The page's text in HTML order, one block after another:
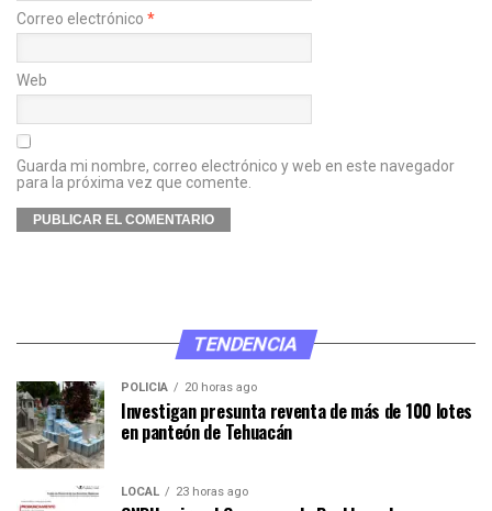
Correo electrónico *
Web
Guarda mi nombre, correo electrónico y web en este navegador
para la próxima vez que comente.
TENDENCIA
POLICÍA 20 horas ago
Investigan presunta reventa de más de 100 lotes
en panteón de Tehuacán
LOCAL 23 horas ago